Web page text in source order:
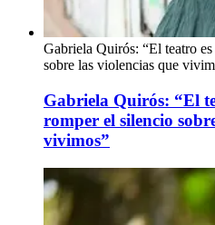
Gabriela Quirós: “El teatro
sobre las violencias que
Gabriela Quirós: “El
romper el silencio
vivimos”